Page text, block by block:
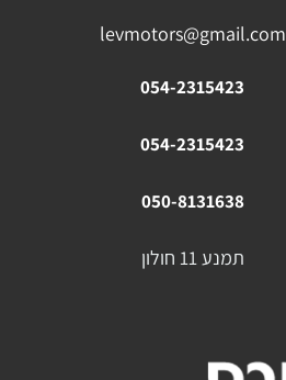
levmotors@gmail.com
054-2315423
054-2315423
050-8131638
תמנע 11 חולון